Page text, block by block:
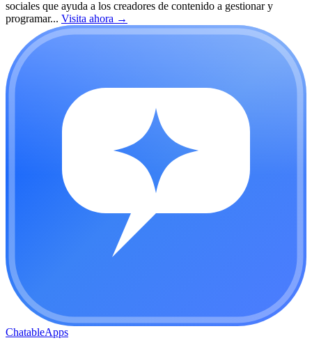
sociales que ayuda a los creadores de contenido a gestionar y
programar... Visita ahora →
ChatableApps